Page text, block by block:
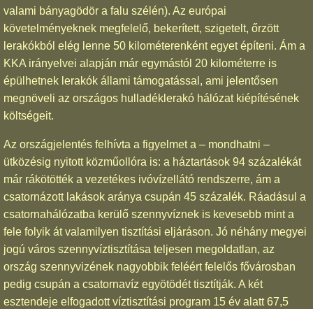
valami bányagödör a falu szélén). Az európai
követelményeknek megfelelő, bekerített, szigetelt, őrzött
lerakókból elég lenne 50 kilométerenként egyet építeni. Ám a
KKA irányelvei alapján már egymástól 20 kilométerre is
épülhetnek lerakók állami támogatással, ami jelentősen
megnöveli az országos hulladéklerakó hálózat kiépítésének
költségeit.
Az országjelentés felhívta a figyelmet a – mondhatni –
ütközésig nyitott közműollóra is: a háztartások 94 százalékát
már rákötötték a vezetékes ivóvízellátó rendszerre, ám a
csatornázott lakások aránya csupán 45 százalék. Ráadásul a
csatornahálózatba kerülő szennyvíznek is kevesebb mint a
fele folyik át valamilyen tisztítási eljáráson. Jó néhány megyei
jogú város szennyvíztisztítása teljesen megoldatlan, az
ország szennyvizének nagyobbik feléért felelős fővárosban
pedig csupán a csatornavíz egyötödét tisztítják. A két
esztendeje elfogadott víztisztítási program 15 év alatt 67,5